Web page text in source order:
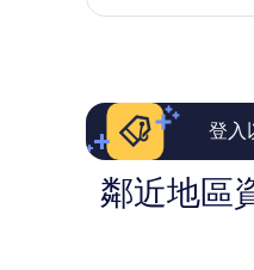
棒
評
登入
鄰近地區